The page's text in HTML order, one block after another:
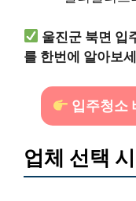
울진군 북면 입
를 한번에 알아보
입주청소
업체 선택